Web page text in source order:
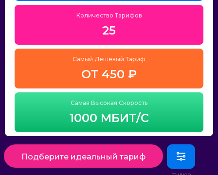
Количество Тарифов
25
Самый Дешёвый Тариф
ОТ 450 ₽
Самая Высокая Скорость
1000 МБИТ/С
Подберите идеальный тариф